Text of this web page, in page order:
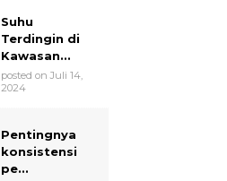
Suhu
Terdingin di
Kawasan...
posted on Juli 14,
2024
Pentingnya
konsistensi
pe...